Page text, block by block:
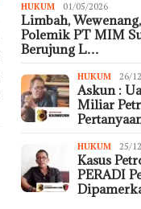
HUKUM 01/05/2026
Limbah,
Polemik PT MIM
Berujung L…
HUKUM 26/
Askun :
Miliar
HUKUM 25/
Kasus
PERADI